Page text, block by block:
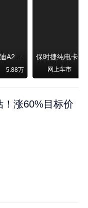
时隔21年，奥迪A2强势归来！
5.88万 网上车市
涨60%目标价